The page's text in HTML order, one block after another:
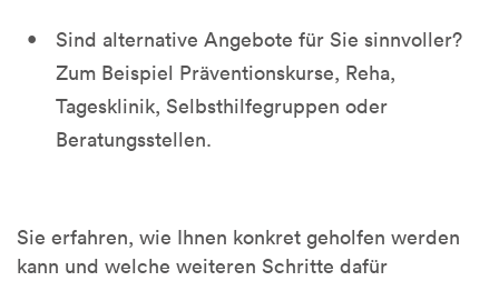
Sind alternative Angebote für Sie sinnvoller?
Zum Beispiel Präventionskurse, Reha,
Tagesklinik, Selbsthilfegruppen oder
Beratungsstellen.
Sie erfahren, wie Ihnen konkret geholfen werden
kann und welche weiteren Schritte dafür